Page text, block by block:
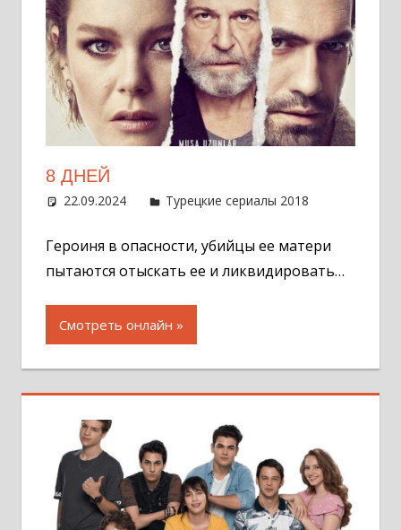
8 ДНЕЙ
22.09.2024 Администратор
Турецкие сериалы 2018
Героиня в опасности, убийцы ее матери
пытаются отыскать ее и ликвидировать…
Смотреть онлайн